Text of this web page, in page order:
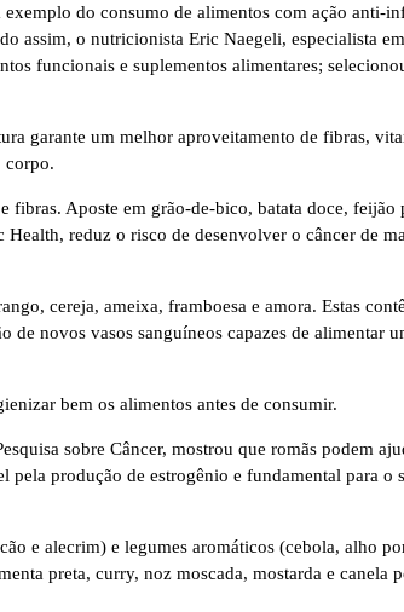
do consumo de alimentos com ação anti-
assim, o nutricionista Eric Naegeli, especialista
funcionais e suplementos alimentares;
garante um melhor aproveitamento de fibras,
corpo.
Aposte em grão-de-bico, batata doce,
reduz o risco de desenvolver o câncer de
cereja, ameixa, framboesa e amora. Estas
novos vasos sanguíneos capazes de alimentar
bem os alimentos antes de consumir.
sobre Câncer, mostrou que romãs podem
produção de estrogênio e fundamental para o
e alecrim) e legumes aromáticos (cebola, alho
preta, curry, noz moscada, mostarda e canela